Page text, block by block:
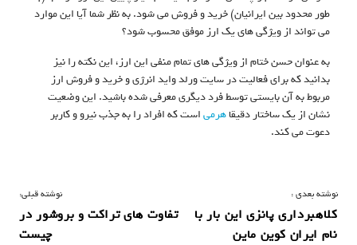
طور محدود بین ایرانیان) خرید و فروش می شود. به نظر شما آیا این موارد
می تواند از ویژگی های یک ارز موفق محسوب شود؟
به عنوان حسن ختام از ویژگی های تمام منفی این ارز، این نکته را نیز
بدانید که برای فعالیت در سایت ورلد واید انرژی و خرید و فروش ارز
مربوط به آن بایستی توسط فرد دیگری معرفی شده باشید. این وضعیت
نشان از یک ساختار دقیقاهرمیاست که افراد را به جذب نیرو و کاربر
دعوت می کند.
ر
ا
نوشته قبلی:
تفاوت‌ های تراکت و بروشور در
چیست
نوشته بعدی :
کلاهبرداری پانزی این بار با
نام ایران کوین ماین